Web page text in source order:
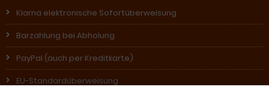
Klarna elektronische Sofortüberweisung
Barzahlung bei Abholung
PayPal (auch per Kreditkarte)
EU-Standardüberweisung